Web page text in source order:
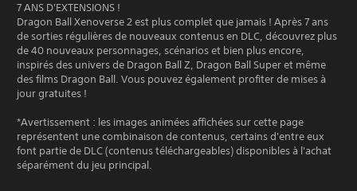
7 ANS D'EXTENSIONS !
Dragon Ball Xenoverse 2 est plus complet que jamais ! Après 7 ans
de sorties régulières de nouveaux contenus en DLC, découvrez plus
de 40 nouveaux personnages, scénarios et bien plus encore,
inspirés des univers de Dragon Ball Z, Dragon Ball Super et même
des films Dragon Ball. Vous pouvez également profiter de mises à
jour gratuites !
*Avertissement : les images animées affichées sur cette page
représentent une combinaison de contenus, certains d'entre eux
font partie de DLC (contenus téléchargeables) disponibles à l'achat
séparément du jeu principal.